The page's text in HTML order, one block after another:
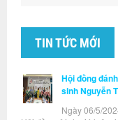
TIN TỨC MỚI
Hội đồng
sinh Nguyễn
Ngày 06/5/